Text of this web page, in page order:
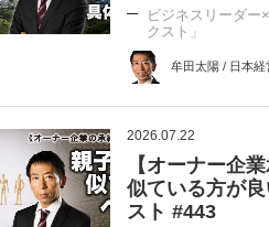
ビジネスリーダー
クスト」
牟田太陽 / 日本
2026.07.22
【オーナー企
似ている方が
スト #443